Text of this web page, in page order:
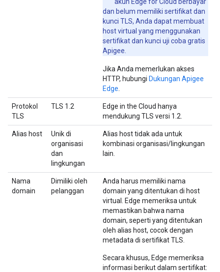
dan belum memiliki sertifikat dan
kunci TLS, Anda dapat membuat
host virtual yang menggunakan
sertifikat dan kunci uji coba gratis
Apigee.
Jika Anda memerlukan akses
HTTP, hubungi Dukungan Apigee
Edge
Protokol
TLS
TLS 1.2
Edge in the Cloud hanya
mendukung TLS versi 1.2.
Alias host
Unik di
organisasi
dan
lingkungan
Alias host tidak ada untuk
kombinasi organisasi/lingkungan
lain.
Nama
domain
Dimiliki oleh
pelanggan
Anda harus memiliki nama
domain yang ditentukan di host
virtual. Edge memeriksa untuk
memastikan bahwa nama
domain, seperti yang ditentukan
oleh alias host, cocok dengan
metadata di sertifikat TLS.
Secara khusus, Edge memeriksa
informasi berikut dalam sertifikat: